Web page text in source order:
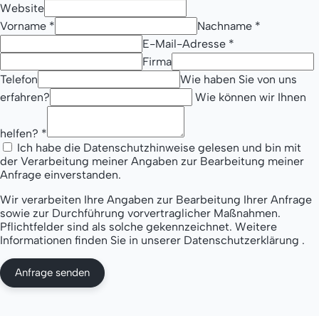
Website
Vorname * Nachname *
E-Mail-Adresse *
Firma
Telefon
Wie haben Sie von uns
erfahren?
Wie können wir Ihnen
helfen? *
Ich habe die Datenschutzhinweise gelesen und bin mit
der Verarbeitung meiner Angaben zur Bearbeitung meiner
Anfrage einverstanden.
Wir verarbeiten Ihre Angaben zur Bearbeitung Ihrer Anfrage
sowie zur Durchführung vorvertraglicher Maßnahmen.
Pflichtfelder sind als solche gekennzeichnet. Weitere
Informationen finden Sie in unserer Datenschutzerklärung .
Anfrage senden